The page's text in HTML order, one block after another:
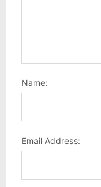
Name:
Email Address: